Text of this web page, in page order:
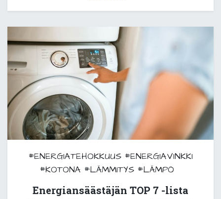
#ENERGIATEHOKKUUS #ENERGIAVINKKI
#KOTONA #LÄMMITYS #LÄMPÖ
Energiansäästäjän TOP 7 -lista